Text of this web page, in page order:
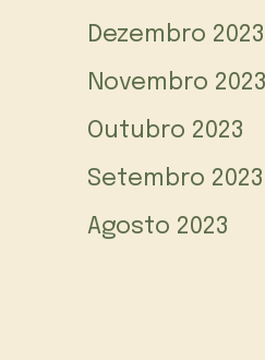
Dezembro 2023
Novembro 2023
Outubro 2023
Setembro 2023
Agosto 2023